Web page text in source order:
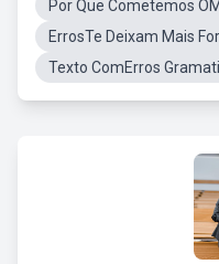
Por Que Cometemos
ErrosTe Deixam Mais
Texto ComErros